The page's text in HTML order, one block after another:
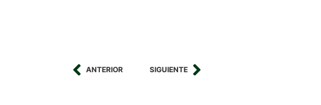
ANTERIOR SIGUIENTE